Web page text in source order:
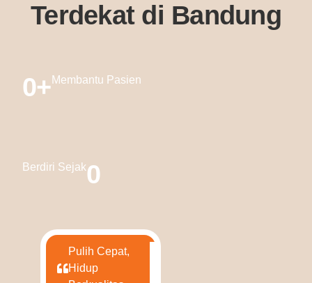
Terdekat di Bandung
0+ Membantu Pasien
Berdiri Sejak0
Pulih Cepat,
Hidup